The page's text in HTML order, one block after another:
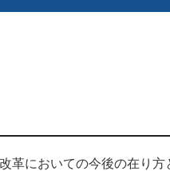
革においての今後の在り方